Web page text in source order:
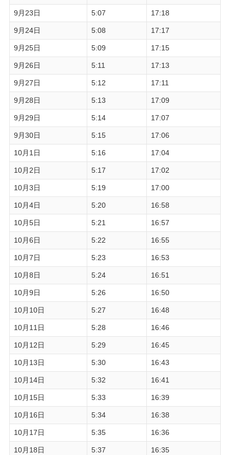
9月23日 5:07 17:18
9月24日 5:08 17:17
9月25日 5:09 17:15
9月26日 5:11 17:13
9月27日 5:12 17:11
9月28日 5:13 17:09
9月29日 5:14 17:07
9月30日 5:15 17:06
10月1日 5:16 17:04
10月2日 5:17 17:02
10月3日 5:19 17:00
10月4日 5:20 16:58
10月5日 5:21 16:57
10月6日 5:22 16:55
10月7日 5:23 16:53
10月8日 5:24 16:51
10月9日 5:26 16:50
10月10日 5:27 16:48
10月11日 5:28 16:46
10月12日 5:29 16:45
10月13日 5:30 16:43
10月14日 5:32 16:41
10月15日 5:33 16:39
10月16日 5:34 16:38
10月17日 5:35 16:36
10月18日 5:37 16:35